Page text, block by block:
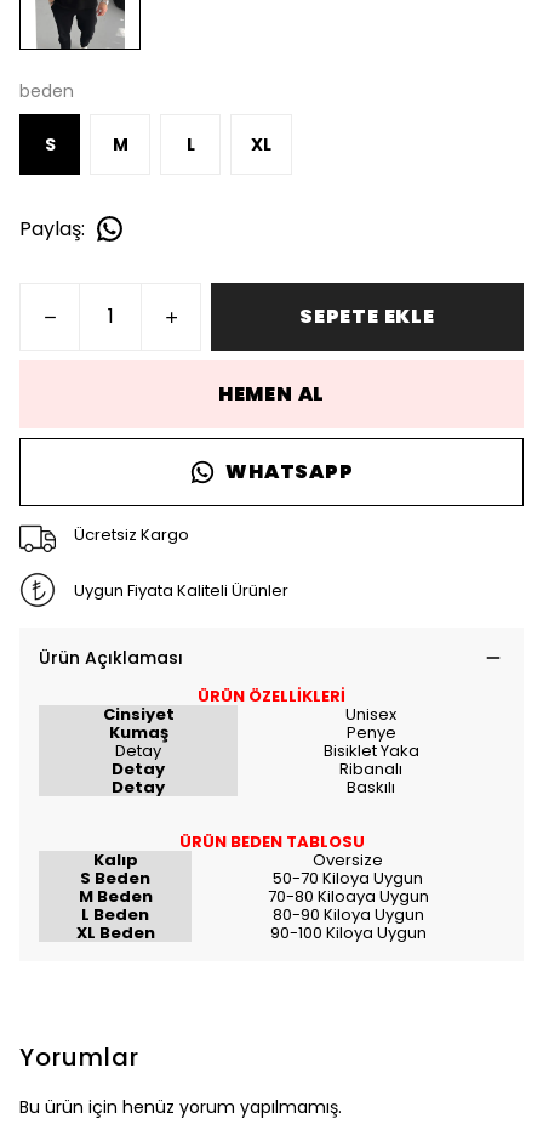
beden
S M L XL
Paylaş:
SEPETE EKLE
HEMEN AL
WHATSAPP
Ücretsiz Kargo
Uygun Fiyata Kaliteli Ürünler
Ürün Açıklaması
ÜRÜN ÖZELLİKLERİ
Cinsiyet Unisex
Kumaş Penye
Detay Bisiklet Yaka
Detay Ribanalı
Detay Baskılı
ÜRÜN BEDEN TABLOSU
Kalıp Oversize
S Beden 50-70 Kiloya Uygun
M Beden 70-80 Kiloaya Uygun
L Beden 80-90 Kiloya Uygun
XL Beden 90-100 Kiloya Uygun
Yorumlar
Bu ürün için henüz yorum yapılmamış.